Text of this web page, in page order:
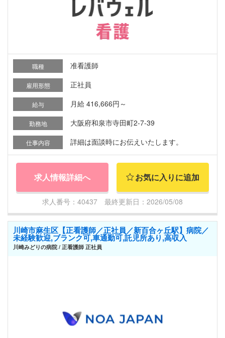
職種 准看護師
雇用形態 正社員
給与 月給 416,666円～
勤務地 大阪府和泉市寺田町2-7-39
仕事内容 詳細は面談時にお伝えいたします。
求人情報詳細へ お気に入りに追加
求人番号：40437 最終更新日：2026/05/08
川崎市麻生区【正看護師／正社員／新百合ヶ丘駅】病院／
未経験歓迎,ブランク可,車通勤可,託児所あり,高収入
川崎みどりの病院 / 正看護師 正社員